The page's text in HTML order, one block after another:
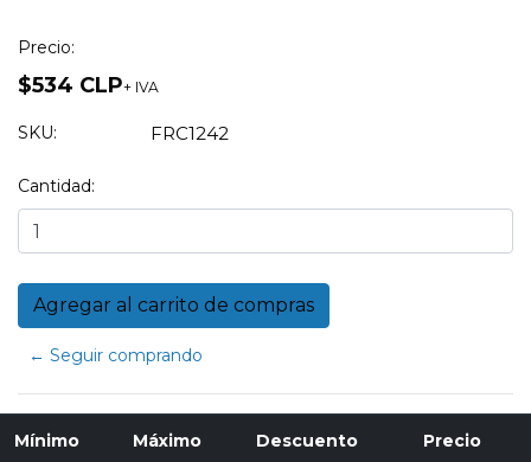
Precio:
$534 CLP+ IVA
SKU: FRC1242
Cantidad:
← Seguir comprando
Mínimo Máximo Descuento Precio